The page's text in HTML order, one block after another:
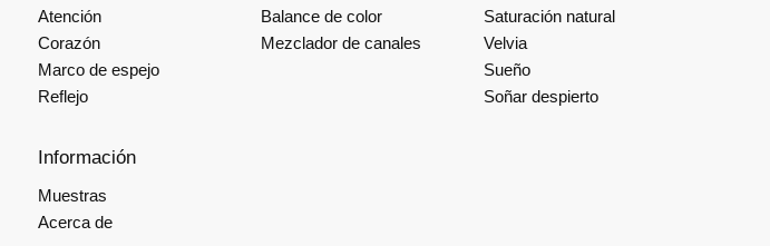
Atención
Corazón
Marco de espejo
Reflejo
Balance de color
Mezclador de canales
Saturación natural
Velvia
Sueño
Soñar despierto
Información
Muestras
Acerca de